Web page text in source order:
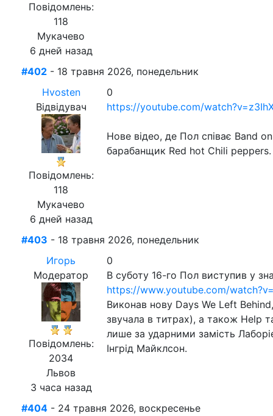
Повідомлень:
118
Мукачево
6 дней назад
#402 - 18 травня 2026, понедельник
Hvosten
Відвідувач
Повідомлень:
118
Мукачево
6 дней назад
0
https://youtube.com/
Нове відео, де Пол співає Band
барабанщик Red hot Chili peppers.
#403 - 18 травня 2026, понедельник
Игорь
Модератор
Повідомлень:
2034
Львов
3 часа назад
0
В суботу 16-го Пол виступив у
https://www.youtube.com/
Виконав нову Days We Left
звучала в титрах), а також Help
лише за ударними замість
Інгрід Майклсон.
#404 - 24 травня 2026, воскресенье